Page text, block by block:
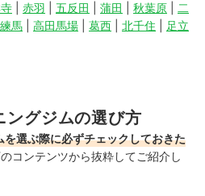
赤羽 五反田 蒲田 秋葉原
二
練馬 高田馬場 葛西 北千住
足立
ングジムの選び方
選ぶ際に必ずチェックしておきた
コンテンツから抜粋してご紹介し